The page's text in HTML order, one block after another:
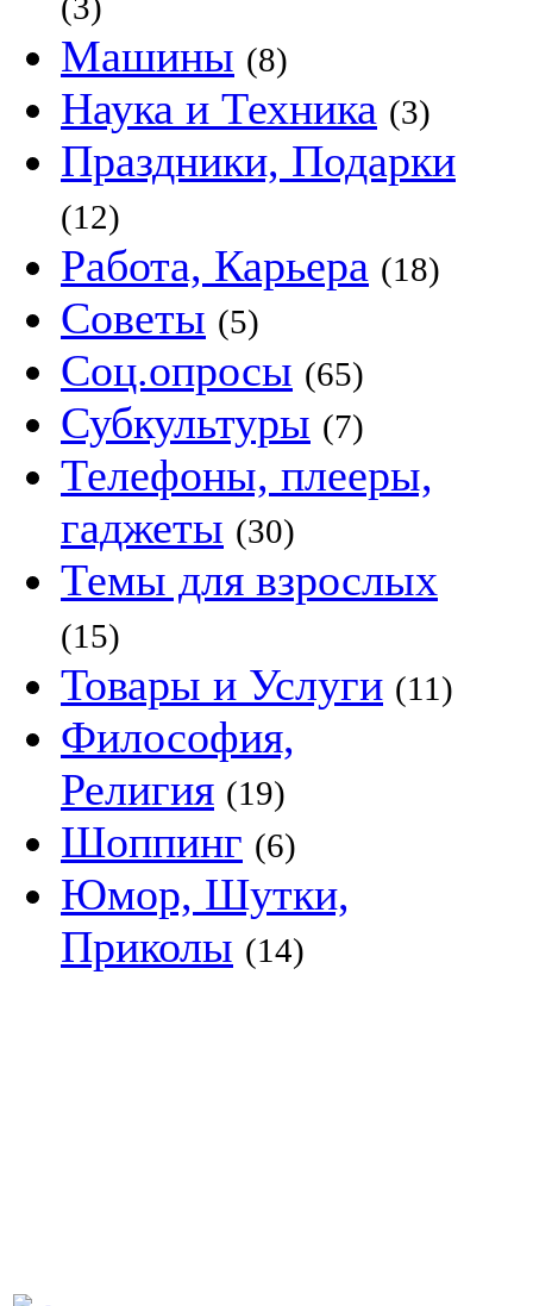
Машины (8)
Наука и Техника (3)
Праздники, Подарки
(12)
Работа, Карьера (18)
Советы (5)
Соц.опросы (65)
Субкультуры (7)
Телефоны, плееры,
гаджеты (30)
Темы для взрослых
(15)
Товары и Услуги (11)
Философия,
Религия (19)
Шоппинг (6)
Юмор, Шутки,
Приколы (14)